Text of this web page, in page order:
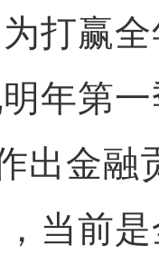
打赢
年第
出金融
前是